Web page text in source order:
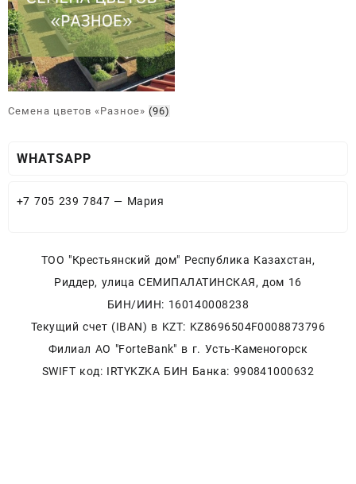
Семена цветов «Разное» (96)
WHATSAPP
+7 705 239 7847 — Мария
ТОО "Крестьянский дом" Республика Казахстан,
Риддер, улица СЕМИПАЛАТИНСКАЯ, дом 16
БИН/ИИН: 160140008238
Текущий счет (IBAN) в KZT: KZ8696504F0008873796
Филиал АО "ForteBank" в г. Усть-Каменогорск
SWIFT код: IRTYKZKA БИН Банка: 990841000632